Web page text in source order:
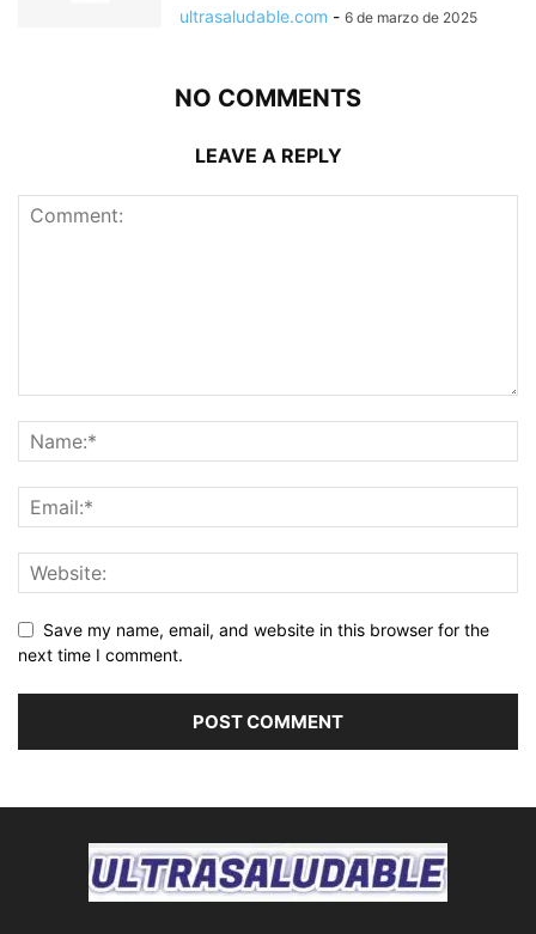
ultrasaludable.com - 6 de marzo de 2025
NO COMMENTS
LEAVE A REPLY
Save my name, email, and website in this browser for the
next time I comment.